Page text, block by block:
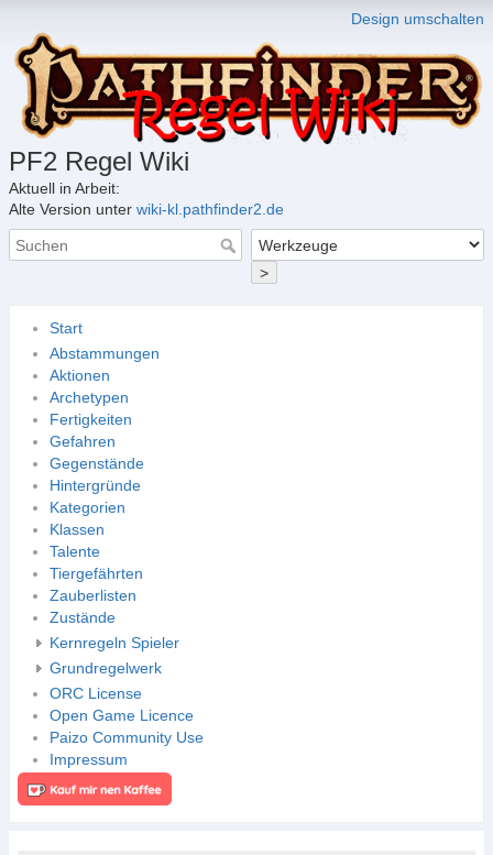
Design umschalten
PF2 Regel Wiki
Aktuell in Arbeit:
Alte Version unter wiki-kl.pathfinder2.de
>
Start
Abstammungen
Aktionen
Archetypen
Fertigkeiten
Gefahren
Gegenstände
Hintergründe
Kategorien
Klassen
Talente
Tiergefährten
Zauberlisten
Zustände
Kernregeln Spieler
Grundregelwerk
ORC License
Open Game Licence
Paizo Community Use
Impressum